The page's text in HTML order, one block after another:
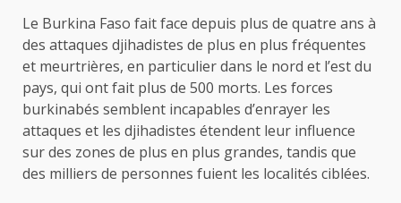
Le Burkina Faso fait face depuis plus de quatre ans à
des attaques djihadistes de plus en plus fréquentes
et meurtrières, en particulier dans le nord et l’est du
pays, qui ont fait plus de 500 morts. Les forces
burkinabés semblent incapables d’enrayer les
attaques et les djihadistes étendent leur influence
sur des zones de plus en plus grandes, tandis que
des milliers de personnes fuient les localités ciblées.